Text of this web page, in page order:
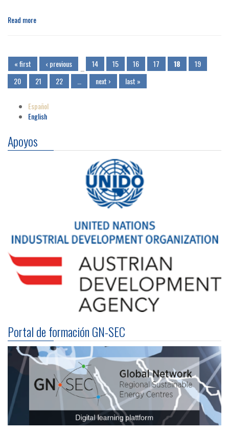
Read more
Páginas
« first ‹ previous 14 15 16 17 18
19
20
21 22 next › last »
Español
English
Apoyos
Portal de formación GN-SEC